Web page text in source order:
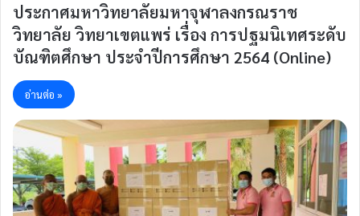
ประกาศมหาวิทยาลัยมหาจุฬาลงกรณราช
วิทยาลัย วิทยาเขตแพร่ เรื่อง การปฐมนิเทศระดับ
บัณฑิตศึกษา ประจำปีการศึกษา 2564 (Online)
อ่านต่อ »